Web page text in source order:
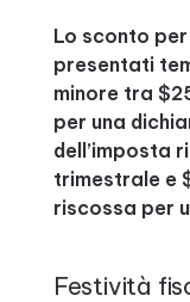
Lo sconto
presentati
minore tra
per una
dell’imposta
trimestrale e
riscossa per
Festività